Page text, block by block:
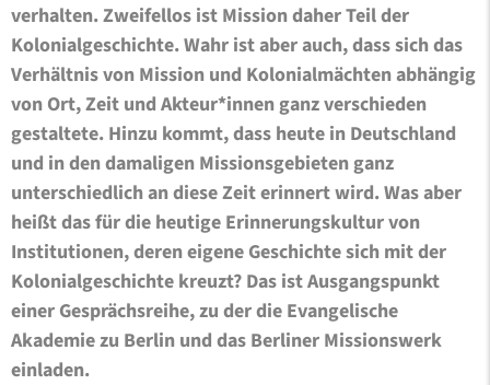
verhalten. Zweifellos ist Mission daher Teil der
Kolonialgeschichte. Wahr ist aber auch, dass sich das
Verhältnis von Mission und Kolonialmächten abhängig
von Ort, Zeit und Akteur*innen ganz verschieden
gestaltete. Hinzu kommt, dass heute in Deutschland
und in den damaligen Missionsgebieten ganz
unterschiedlich an diese Zeit erinnert wird. Was aber
heißt das für die heutige Erinnerungskultur von
Institutionen, deren eigene Geschichte sich mit der
Kolonialgeschichte kreuzt? Das ist Ausgangspunkt
einer Gesprächsreihe, zu der die Evangelische
Akademie zu Berlin und das Berliner Missionswerk
einladen.